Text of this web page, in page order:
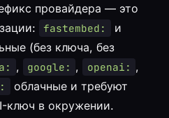
провайдера — это
fastembed: и
(без ключа, без
, google: , openai: ,
облачные и требуют
ключ в окружении.